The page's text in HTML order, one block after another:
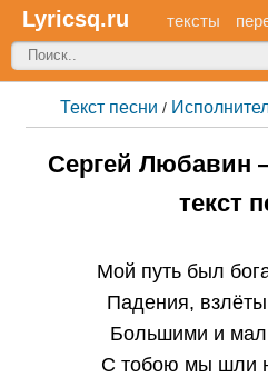
Lyricsq.ru тексты
Текст песни /
Сергей Любавин
текст
Мой путь был
Падения,
Большими и
С тобою мы шли